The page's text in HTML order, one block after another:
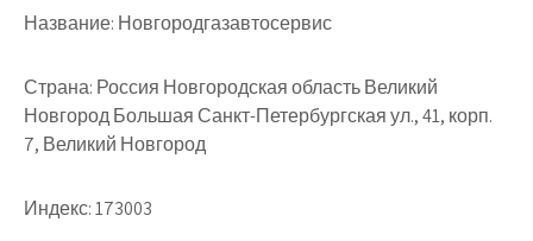
Название: Новгородгазавтосервис
Страна: Россия Новгородская область Великий
Новгород Большая Санкт-Петербургская ул., 41, корп.
7, Великий Новгород
Индекс:173003